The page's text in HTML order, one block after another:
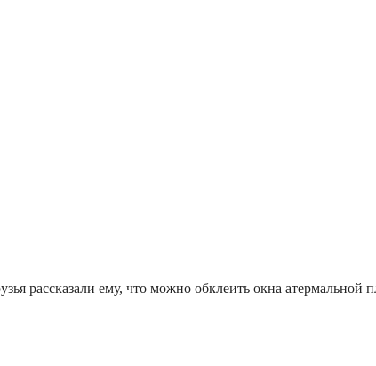
рассказали ему, что можно обклеить окна атермальной